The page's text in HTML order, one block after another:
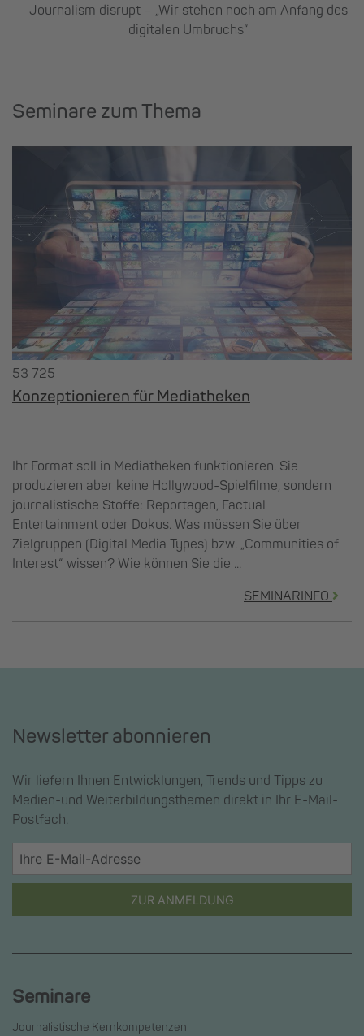
Journalism disrupt – „Wir stehen noch am Anfang des
digitalen Umbruchs“
Seminare zum Thema
53 725
Konzeptionieren für Mediatheken
Ihr Format soll in Mediatheken funktionieren. Sie
produzieren aber keine Hollywood-Spielfilme, sondern
journalistische Stoffe: Reportagen, Factual
Entertainment oder Dokus. Was müssen Sie über
Zielgruppen (Digital Media Types) bzw. „Communities of
Interest“ wissen? Wie können Sie die ...
SEMINARINFO
Newsletter abonnieren
Wir liefern Ihnen Entwicklungen, Trends und Tipps zu
Medien-und Weiterbildungsthemen direkt in Ihr E-Mail-
Postfach.
ZUR ANMELDUNG
Seminare
Journalistische Kernkompetenzen